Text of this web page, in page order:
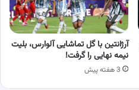
آرژانتین با گل تماشایی آلوارس، بلیت
نیمه نهایی را گرفت!
3 هفته پیش